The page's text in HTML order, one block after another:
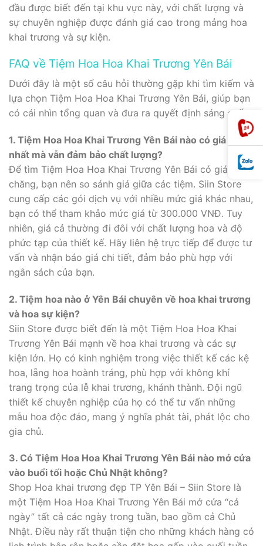
đầu được biết đến tại khu vực này, với chất lượng và
sự chuyên nghiệp được đánh giá cao trong mảng hoa
khai trương và sự kiện.
FAQ về Tiệm Hoa Hoa Khai Trương Yên Bái
Dưới đây là một số câu hỏi thường gặp khi tìm kiếm và
lựa chọn Tiệm Hoa Hoa Khai Trương Yên Bái, giúp bạn
có cái nhìn tổng quan và đưa ra quyết định sáng suốt.
1. Tiệm Hoa Hoa Khai Trương Yên Bái nào có giá rẻ
nhất mà vẫn đảm bảo chất lượng?
Để tìm Tiệm Hoa Hoa Khai Trương Yên Bái có giá phải
chăng, bạn nên so sánh giá giữa các tiệm. Siin Store
cung cấp các gói dịch vụ với nhiều mức giá khác nhau,
bạn có thể tham khảo mức giá từ 300.000 VNĐ. Tuy
nhiên, giá cả thường đi đôi với chất lượng hoa và độ
phức tạp của thiết kế. Hãy liên hệ trực tiếp để được tư
vấn và nhận báo giá chi tiết, đảm bảo phù hợp với
ngân sách của bạn.
2. Tiệm hoa nào ở Yên Bái chuyên về hoa khai trương
và hoa sự kiện?
Siin Store được biết đến là một Tiệm Hoa Hoa Khai
Trương Yên Bái mạnh về hoa khai trương và các sự
kiện lớn. Họ có kinh nghiệm trong việc thiết kế các kệ
hoa, lẵng hoa hoành tráng, phù hợp với không khí
trang trọng của lễ khai trương, khánh thành. Đội ngũ
thiết kế chuyên nghiệp của họ có thể tư vấn những
mẫu hoa độc đáo, mang ý nghĩa phát tài, phát lộc cho
gia chủ.
3. Có Tiệm Hoa Hoa Khai Trương Yên Bái nào mở cửa
vào buổi tối hoặc Chủ Nhật không?
Shop Hoa khai trương đẹp TP Yên Bái – Siin Store là
một Tiệm Hoa Hoa Khai Trương Yên Bái mở cửa “cả
ngày” tất cả các ngày trong tuần, bao gồm cả Chủ
Nhật. Điều này rất thuận tiện cho những khách hàng có